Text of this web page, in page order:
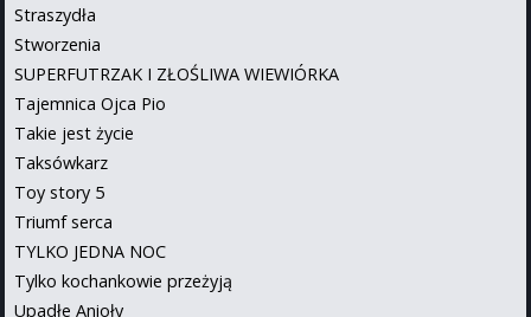
Straszydła
Stworzenia
SUPERFUTRZAK I ZŁOŚLIWA WIEWIÓRKA
Tajemnica Ojca Pio
Takie jest życie
Taksówkarz
Toy story 5
Triumf serca
TYLKO JEDNA NOC
Tylko kochankowie przeżyją
Upadłe Anioły